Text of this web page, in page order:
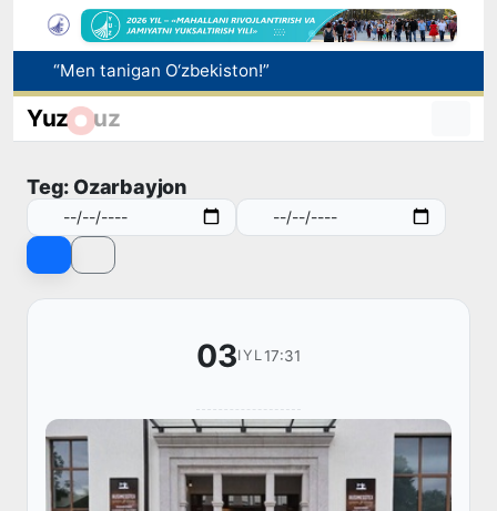
O'zbekistonda zilzila sodir bo'ldi
“Men tanigan O‘zbekiston!”
Yuz uz
Teg: Ozarbayjon
03IYL17:31